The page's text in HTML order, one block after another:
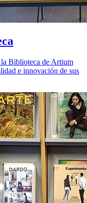
Biblioteca de Artium
e innovación de sus